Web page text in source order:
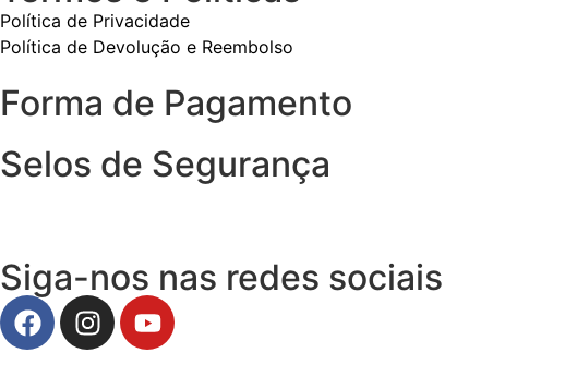
Política de Privacidade
Política de Devolução e Reembolso
Forma de Pagamento
Selos de Segurança
Siga-nos nas redes sociais